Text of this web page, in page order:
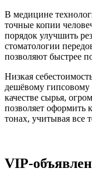
В медицине
точные копии
порядок улучшить
стоматологии
позволяют быстрее
Низкая
дешёвому гипсовому
качестве сырья,
позволяет
тонах, учитывая все
VIP-